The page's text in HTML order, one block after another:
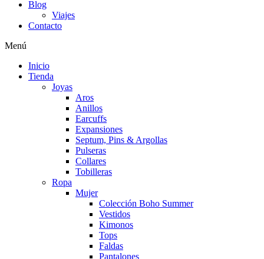
Blog
Viajes
Contacto
Menú
Inicio
Tienda
Joyas
Aros
Anillos
Earcuffs
Expansiones
Septum, Pins & Argollas
Pulseras
Collares
Tobilleras
Ropa
Mujer
Colección Boho Summer
Vestidos
Kimonos
Tops
Faldas
Pantalones